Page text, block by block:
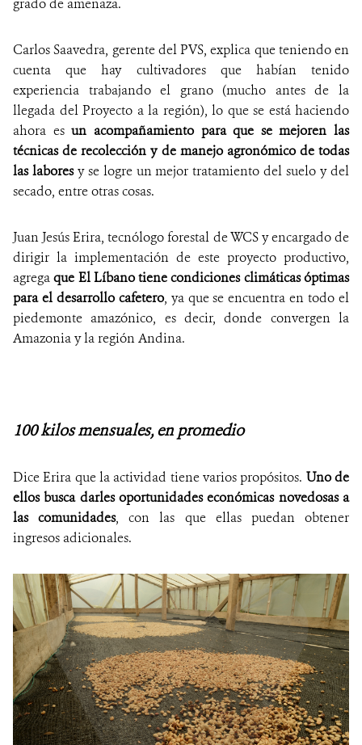
Carlos Saavedra, gerente del PVS, explica que teniendo en
cuenta que hay cultivadores que habían tenido
experiencia trabajando el grano (mucho antes de la
llegada del Proyecto a la región), lo que se está haciendo
ahora esun acompañamiento para que se mejoren las
técnicas de recolección y de manejo agronómico de todas
las laboresy se logre un mejor tratamiento del suelo y del
secado, entre otras cosas.
Juan Jesús Erira, tecnólogo forestal de WCS y encargado de
dirigir la implementación de este proyecto productivo,
agregaque El Líbano tiene condiciones climáticas óptimas
para el desarrollo cafetero, ya que se encuentra en todo el
piedemonte amazónico, es decir, donde convergen la
Amazonia y la región Andina.
100 kilos mensuales, en promedio
Dice Erira que la actividad tiene varios propósitos. Uno de
ellos busca darles oportunidades económicas novedosas a
las comunidades, con las que ellas puedan obtener
ingresos adicionales.